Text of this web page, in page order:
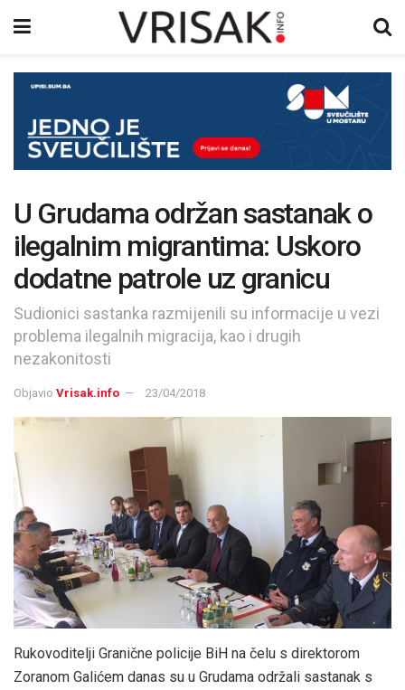
U Grudama održan sastanak o
ilegalnim migrantima: Uskoro
dodatne patrole uz granicu
Sudionici sastanka razmijenili su informacije u vezi
problema ilegalnih migracija, kao i drugih
nezakonitosti
Objavio Vrisak.info 23/04/2018
Rukovoditelji Granične policije BiH na čelu s direktorom
Zoranom Galićem danas su u Grudama održali sastanak s